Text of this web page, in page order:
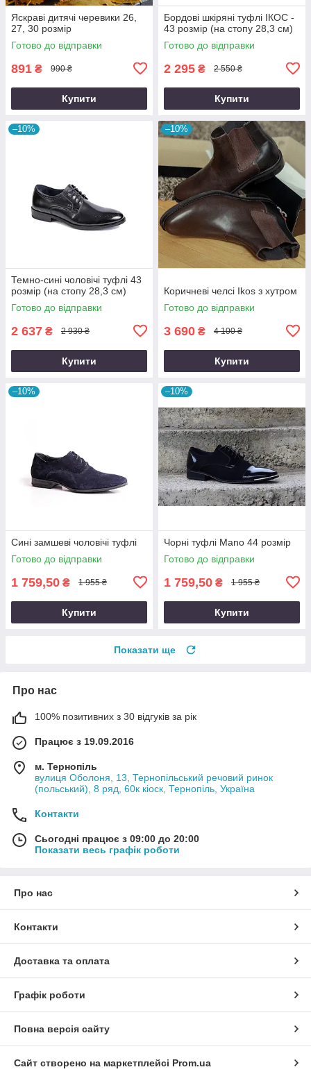
Яскраві дитячі черевики 26,
27, 30 розмір
Готово до відправки
891 ₴ 990 ₴
Купити
Бордові шкіряні туфлі ІКОС -
43 розмір (на стопу 28,3 см)
Готово до відправки
2 295 ₴ 2 550 ₴
Купити
–10%
Темно-сині чоловічі туфлі 43
розмір (на стопу 28,3 см)
Готово до відправки
2 637 ₴ 2 930 ₴
Купити
–10%
Коричневі челсі Ikos з хутром
Готово до відправки
3 690 ₴ 4 100 ₴
Купити
–10%
Сині замшеві чоловічі туфлі
Готово до відправки
1 759,50 ₴ 1 955 ₴
Купити
–10%
Чорні туфлі Mano 44 розмір
Готово до відправки
1 759,50 ₴ 1 955 ₴
Купити
Показати ще
Про нас
100% позитивних з 30 відгуків за рік
Працює з 19.09.2016
м. Тернопіль
вулиця Оболоня, 13, Тернопільський речовий ринок
(польський), 8 ряд, 60к кіоск, Тернопіль, Україна
Контакти
Сьогодні працює з 09:00 до 20:00
Показати весь графік роботи
Про нас
Контакти
Доставка та оплата
Графік роботи
Повна версія сайту
Сайт створено на маркетплейсі Prom.ua